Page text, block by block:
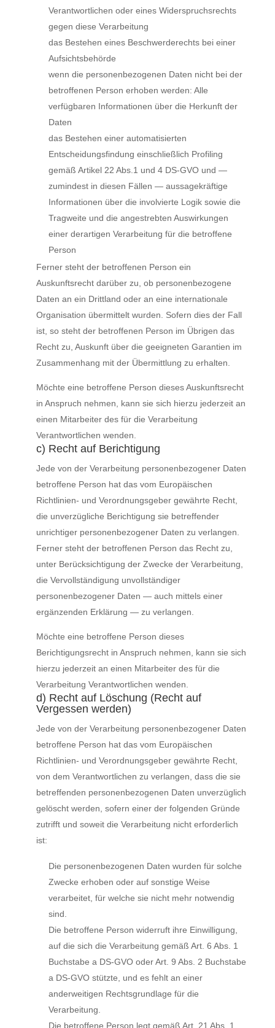
Verantwortlichen oder eines Widerspruchsrechts
gegen diese Verarbeitung
das Bestehen eines Beschwerderechts bei einer
Aufsichtsbehörde
wenn die personenbezogenen Daten nicht bei der
betroffenen Person erhoben werden: Alle
verfügbaren Informationen über die Herkunft der
Daten
das Bestehen einer automatisierten
Entscheidungsfindung einschließlich Profiling
gemäß Artikel 22 Abs.1 und 4 DS-GVO und —
zumindest in diesen Fällen — aussagekräftige
Informationen über die involvierte Logik sowie die
Tragweite und die angestrebten Auswirkungen
einer derartigen Verarbeitung für die betroffene
Person
Ferner steht der betroffenen Person ein
Auskunftsrecht darüber zu, ob personenbezogene
Daten an ein Drittland oder an eine internationale
Organisation übermittelt wurden. Sofern dies der Fall
ist, so steht der betroffenen Person im Übrigen das
Recht zu, Auskunft über die geeigneten Garantien im
Zusammenhang mit der Übermittlung zu erhalten.
Möchte eine betroffene Person dieses Auskunftsrecht
in Anspruch nehmen, kann sie sich hierzu jederzeit an
einen Mitarbeiter des für die Verarbeitung
Verantwortlichen wenden.
c) Recht auf Berichtigung
Jede von der Verarbeitung personenbezogener Daten
betroffene Person hat das vom Europäischen
Richtlinien- und Verordnungsgeber gewährte Recht,
die unverzügliche Berichtigung sie betreffender
unrichtiger personenbezogener Daten zu verlangen.
Ferner steht der betroffenen Person das Recht zu,
unter Berücksichtigung der Zwecke der Verarbeitung,
die Vervollständigung unvollständiger
personenbezogener Daten — auch mittels einer
ergänzenden Erklärung — zu verlangen.
Möchte eine betroffene Person dieses
Berichtigungsrecht in Anspruch nehmen, kann sie sich
hierzu jederzeit an einen Mitarbeiter des für die
Verarbeitung Verantwortlichen wenden.
d) Recht auf Löschung (Recht auf
Vergessen werden)
Jede von der Verarbeitung personenbezogener Daten
betroffene Person hat das vom Europäischen
Richtlinien- und Verordnungsgeber gewährte Recht,
von dem Verantwortlichen zu verlangen, dass die sie
betreffenden personenbezogenen Daten unverzüglich
gelöscht werden, sofern einer der folgenden Gründe
zutrifft und soweit die Verarbeitung nicht erforderlich
ist:
Die personenbezogenen Daten wurden für solche
Zwecke erhoben oder auf sonstige Weise
verarbeitet, für welche sie nicht mehr notwendig
sind.
Die betroffene Person widerruft ihre Einwilligung,
auf die sich die Verarbeitung gemäß Art. 6 Abs. 1
Buchstabe a DS-GVO oder Art. 9 Abs. 2 Buchstabe
a DS-GVO stützte, und es fehlt an einer
anderweitigen Rechtsgrundlage für die
Verarbeitung.
Die betroffene Person legt gemäß Art. 21 Abs. 1